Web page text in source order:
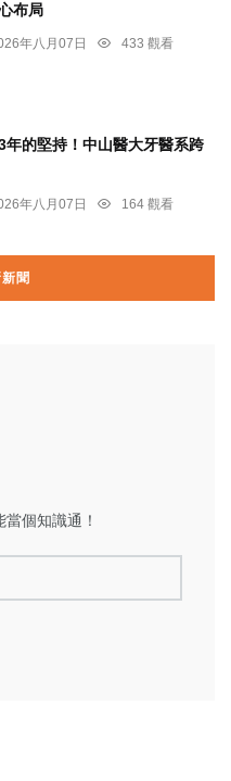
布局
年八月07日
433 觀看
年的堅持！中山醫大牙醫系跨
年八月07日
164 觀看
聞
個知識通！